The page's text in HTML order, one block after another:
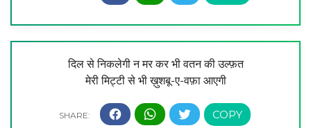
दिल से निकलेगी न मर कर भी वतन की उल्फ़त
मेरी मिट्टी से भी ख़ुशबू-ए-वफ़ा आएगी